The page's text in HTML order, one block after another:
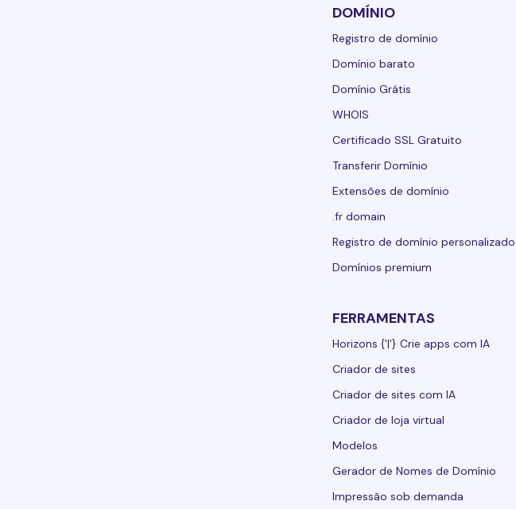
DOMÍNIO
Registro de domínio
Domínio barato
Domínio Grátis
WHOIS
Certificado SSL Gratuito
Transferir Domínio
Extensões de domínio
.fr domain
Registro de domínio personalizado
Domínios premium
FERRAMENTAS
Horizons {'|'} Crie apps com IA
Criador de sites
Criador de sites com IA
Criador de loja virtual
Modelos
Gerador de Nomes de Domínio
Impressão sob demanda